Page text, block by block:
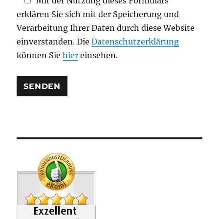
e
e
r
erklären Sie sich mit der Speicherung und
Verarbeitung Ihrer Daten durch diese Website
einverstanden. DieDatenschutzerklärung
können Siehier einsehen.